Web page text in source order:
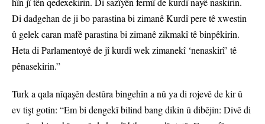
Di dadgehan de ji bo parastina bi zimanê Kurdî pere tê xwestin
û gelek caran mafê parastina bi zimanê zikmakî tê binpêkirin.
Heta di Parlamentoyê de jî kurdî wek zimanekî ‘nenaskirî’ tê
pênasekirin.”
Turk a qala nîqaşên destûra bingehîn a nû ya di rojevê de kir û
ev tişt gotin: “Em bi dengekî bilind bang dikin û dibêjin: Divê di